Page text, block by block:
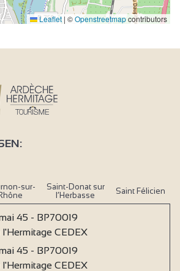
Leaflet | ©Openstreetmapcontributors
sur-
Saint-Donat sur
l’Herbasse
Saint Félicien
45 - BP70019
CEDEX
45 - BP70019
CEDEX